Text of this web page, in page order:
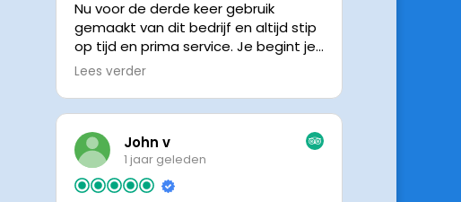
Nu voor de derde keer gebruik
gemaakt van dit bedrijf en altijd stip
op tijd en prima service. Je begint je
vakantie zonder zorgen iig. 👍👍
Lees verder
John v
1 jaar geleden